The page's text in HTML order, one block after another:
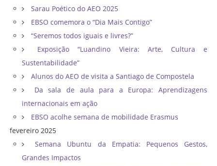
Sarau Poético do AEO 2025
EBSO comemora o “Dia Mais Contigo”
“Seremos todos iguais e livres?”
Exposição “Luandino Vieira: Arte, Cultura e
Sustentabilidade”
Alunos do AEO de visita a Santiago de Compostela
Da sala de aula para a Europa: Aprendizagens
internacionais em ação
EBSO acolhe semana de mobilidade Erasmus
fevereiro 2025
Semana Ubuntu da Empatia: Pequenos Gestos,
Grandes Impactos